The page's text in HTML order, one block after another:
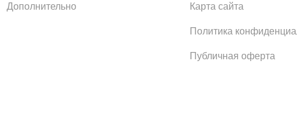
Дополнительно Карта сайта
Политика
Публичная оферта